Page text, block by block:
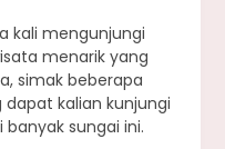
kali mengunjungi
menarik yang
simak beberapa
kalian kunjungi
sungai ini.